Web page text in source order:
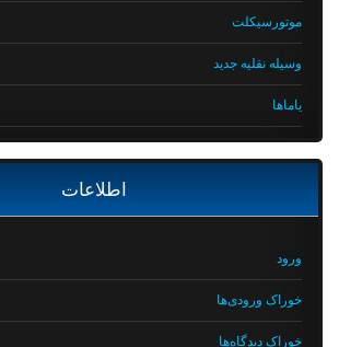
موتورسیکلت
وسیله نقلیه جدید
یاماها
اطلاعات
ورود
خوراک ورودی‌ها
خوراک دیدگاه‌ها